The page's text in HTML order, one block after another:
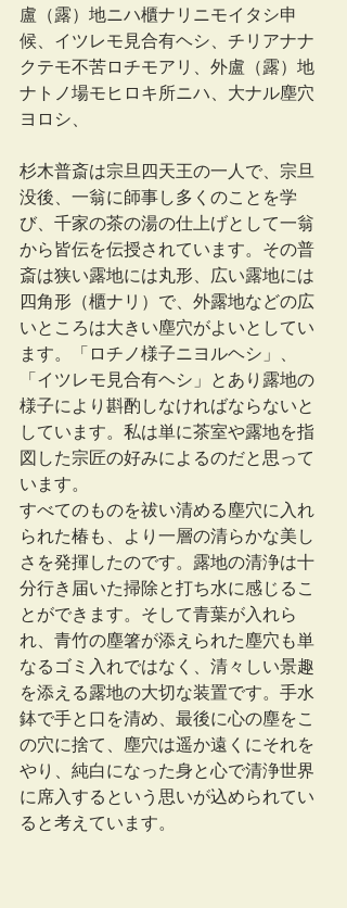
盧（露）地ニハ櫃ナリニモイタシ申
候、イツレモ見合有ヘシ、チリアナナ
クテモ不苦ロチモアリ、外盧（露）地
ナトノ場モヒロキ所ニハ、大ナル塵穴
ヨロシ、
杉木普斎は宗旦四天王の一人で、宗旦
没後、一翁に師事し多くのことを学
び、千家の茶の湯の仕上げとして一翁
から皆伝を伝授されています。その普
斎は狭い露地には丸形、広い露地には
四角形（櫃ナリ）で、外露地などの広
いところは大きい塵穴がよいとしてい
ます。「ロチノ様子ニヨルヘシ」、
「イツレモ見合有ヘシ」とあり露地の
様子により斟酌しなければならないと
しています。私は単に茶室や露地を指
図した宗匠の好みによるのだと思って
います。
すべてのものを祓い清める塵穴に入れ
られた椿も、より一層の清らかな美し
さを発揮したのです。露地の清浄は十
分行き届いた掃除と打ち水に感じるこ
とができます。そして青葉が入れら
れ、青竹の塵箸が添えられた塵穴も単
なるゴミ入れではなく、清々しい景趣
を添える露地の大切な装置です。手水
鉢で手と口を清め、最後に心の塵をこ
の穴に捨て、塵穴は遥か遠くにそれを
やり、純白になった身と心で清浄世界
に席入するという思いが込められてい
ると考えています。